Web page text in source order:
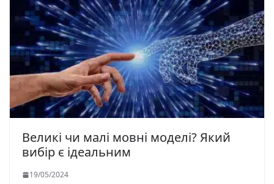
Великі чи малі мовні моделі? Який
вибір є ідеальним
19/05/2024